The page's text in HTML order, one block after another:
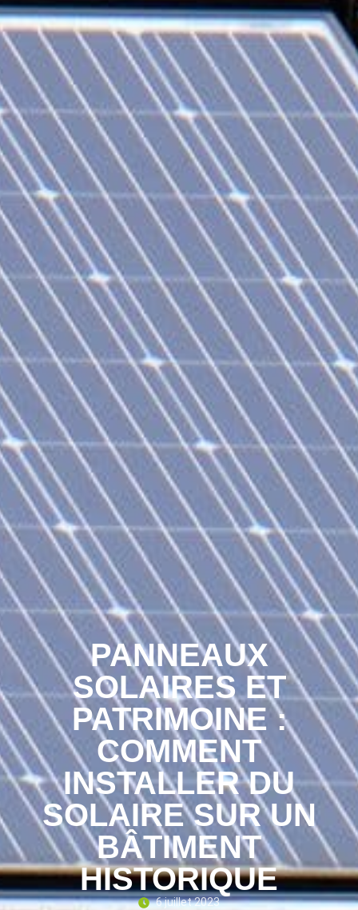
PANNEAUX
SOLAIRES ET
PATRIMOINE :
COMMENT
INSTALLER DU
SOLAIRE SUR UN
BÂTIMENT
HISTORIQUE
6 juillet 2023